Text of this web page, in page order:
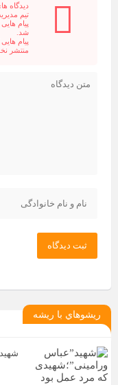
دیدگاه
تیم
پیام
شد.
پیام
منتشر
ثبت دیدگاه
ريشوهاي با ريشه